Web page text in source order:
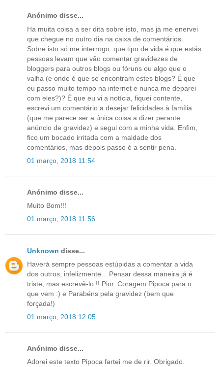
Anónimo disse...
Ha muita coisa a ser dita sobre isto, mas já me enervei
que chegue no outro dia na caixa de comentários.
Sobre isto só me interrogo: que tipo de vida é que estás
pessoas levam que vão comentar gravidezes de
bloggers para outros blogs ou fóruns ou algo que o
valha (e onde é que se encontram estes blogs? É que
eu passo muito tempo na internet e nunca me deparei
com eles?)? É que eu vi a notícia, fiquei contente,
escrevi um comentário a desejar felicidades à família
(que me parece ser a única coisa a dizer perante
anúncio de gravidez) e segui com a minha vida. Enfim,
fico um bocado irritada com a maldade dos
comentários, mas depois passo é a sentir pena.
01 março, 2018 11:54
Anónimo disse...
Muito Bom!!!
01 março, 2018 11:56
Unknown disse...
Haverá sempre pessoas estúpidas a comentar a vida
dos outros, infelizmente... Pensar dessa maneira já é
triste, mas escrevê-lo !! Pior. Coragem Pipoca para o
que vem :) e Parabéns pela gravidez (bem que
forçada!)
01 março, 2018 12:05
Anónimo disse...
Adorei este texto Pipoca fartei me de rir. Obrigado.